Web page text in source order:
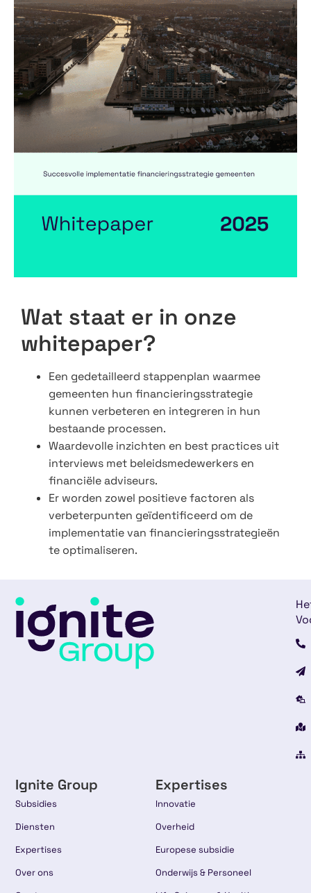
Wat staat er in onze
whitepaper?
Een gedetailleerd stappenplan waarmee
gemeenten hun financieringsstrategie
kunnen verbeteren en integreren in hun
bestaande processen.
Waardevolle inzichten en best practices uit
interviews met beleidsmedewerkers en
financiële adviseurs.
Er worden zowel positieve factoren als
verbeterpunten geïdentificeerd om de
implementatie van financieringsstrategieën
te optimaliseren.
Ignite Group
Subsidies
Diensten
Expertises
Over ons
Expertises
Innovatie
Overheid
Europese subsidie
Onderwijs & Personeel